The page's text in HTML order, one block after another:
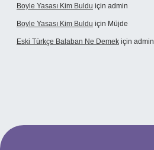
Boyle Yasası Kim Buldu için admin
Boyle Yasası Kim Buldu için Müjde
Eski Türkçe Balaban Ne Demek için admin
casino